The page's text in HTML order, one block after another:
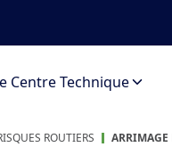
Centre Technique
ROUTIERS ARRIMAGE